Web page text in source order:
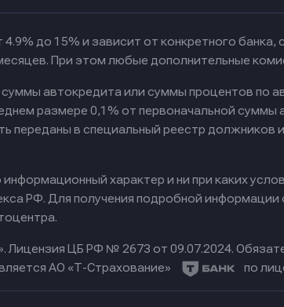
4.9% до 15% и зависит от конкретного
При этом любые дополнительные
автокредита или суммы процентов по
размере 0,1% от первоначальной
переданы в специальный реестр должников
характер и ни при каких
РФ. Для получения подробной информации
Лицензия ЦБ РФ № 2673 от 09.07.2024.
АО «Т-Страхование»
по